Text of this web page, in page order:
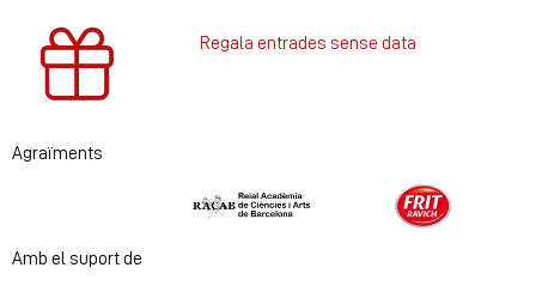
Regala entrades sense data
Agraïments
Diapositiva 1 de 2
Amb el suport de